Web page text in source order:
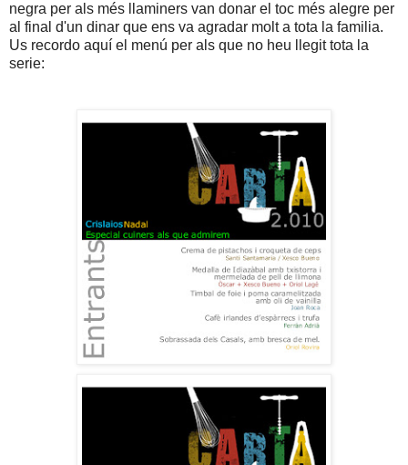
negra per als més llaminers van donar el toc més alegre per
al final d'un dinar que ens va agradar molt a tota la familia.
Us recordo aquí el menú per als que no heu llegit tota la
serie: